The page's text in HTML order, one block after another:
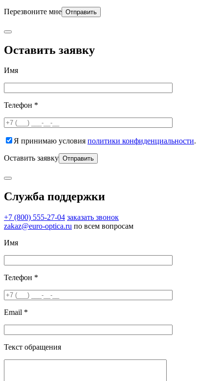
Перезвоните мне
Оставить заявку
Имя
Телефон *
Я принимаю условия политики конфиденциальности.
Оставить заявку
Служба поддержки
+7 (800) 555-27-04 заказать звонок
zakaz@euro-optica.ru по всем вопросам
Имя
Телефон *
Email *
Текст обращения